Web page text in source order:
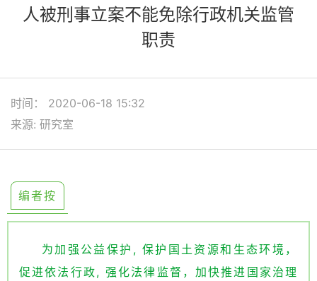
人被刑事立案不能免除行政机关监管
职责
时间： 2020-06-18 15:32
来源: 研究室
编者按
为加强公益保护, 保护国土资源和生态环境，
促进依法行政, 强化法律监督，加快推进国家治理